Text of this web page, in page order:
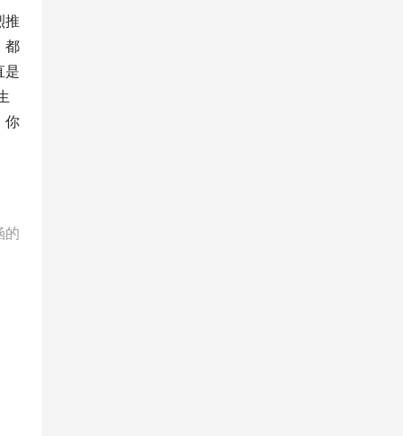
推
都
是
你
的